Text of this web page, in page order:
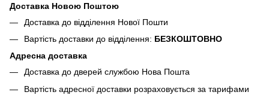
Доставка Новою Поштою
Доставка до відділення Нової Пошти
Вартість доставки до відділення: БЕЗКОШТОВНО
Адресна доставка
Доставка до дверей службою Нова Пошта
Вартість адресної доставки розраховується за тарифами